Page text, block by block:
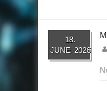
18.
JUNE 2026